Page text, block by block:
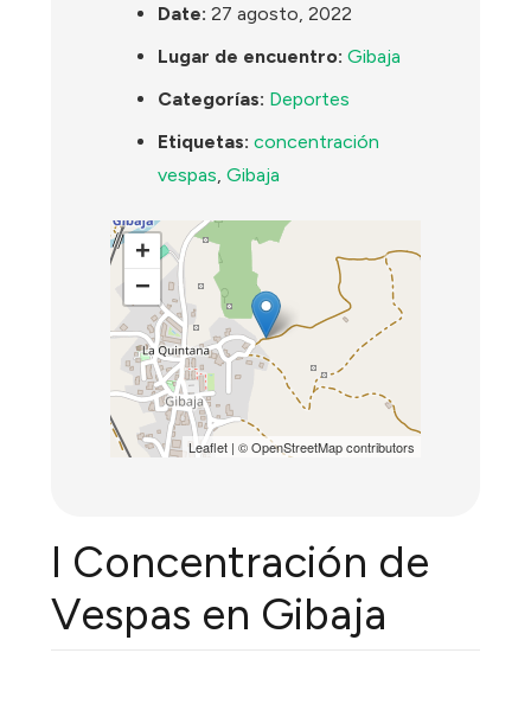
Date: 27 agosto, 2022
Lugar de encuentro: Gibaja
Categorías: Deportes
Etiquetas: concentración
vespas,Gibaja
+
−
Leaflet| ©OpenStreetMapcontributors
I Concentración de
Vespas en Gibaja